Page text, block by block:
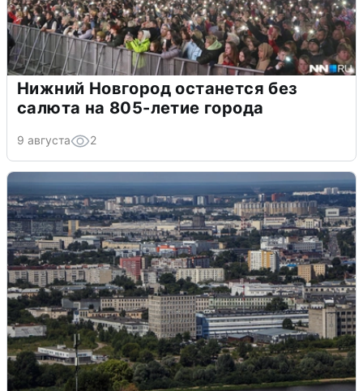
Нижний Новгород останется без
салюта на 805-летие города
9 августа 2